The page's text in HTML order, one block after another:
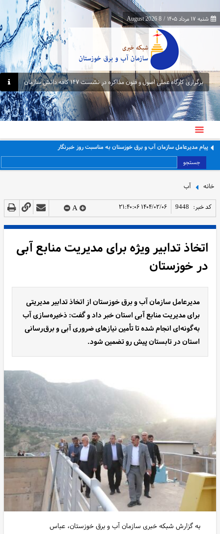
شنبه ۱۷ مرداد ۱۴۰۵ /
8 August 2026
برگزاری کارگاه عملی اصول و فنون مذاکره در نشست ۱۴۷ کافه دانش سازمان
پیام مدیرعامل سازمان آب و برق خوزستان به مناسبت روز خبرنگار
جستجو
خانه آب
کد خبر: 9448 ۱۴۰۴/۰۲/۰۶ ۲۱:۴۰:۰۶ A
اتخاذ تدابیر ویژه برای مدیریت منابع آبی
در خوزستان
مدیرعامل سازمان آب و برق خوزستان از اتخاذ تدابیر مدیریتی
برای مدیریت منابع آبی استان خبر داد و گفت: ذخیره‌سازی آب
به‌گونه‌ای انجام شده تا تأمین نیازهای ضروری آبی و برق‌رسانی
استان در تابستان پیش رو تضمین شود.
به گزارش شبکه خبری سازمان آب و برق خوزستان، عباس